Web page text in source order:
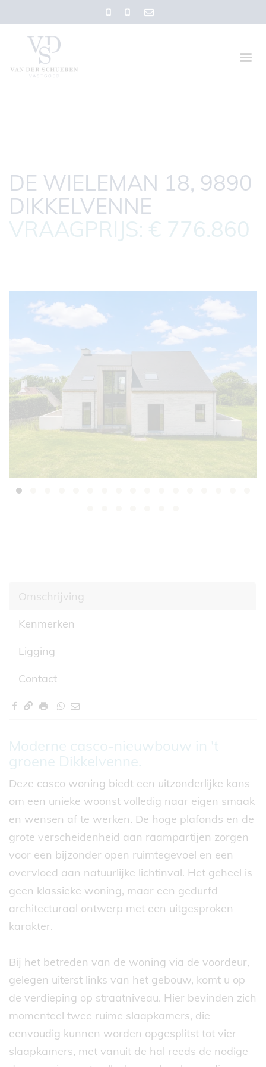
DE WIELEMAN 18, 9890
DIKKELVENNE
VRAAGPRIJS: € 776.860
Omschrijving
Kenmerken
Ligging
Contact
Omschrijving
Moderne casco-nieuwbouw in 't
groene Dikkelvenne.
Deze casco woning biedt een uitzonderlijke kans
om een unieke woonst volledig naar eigen smaak
en wensen af te werken. De hoge plafonds en de
grote verscheidenheid aan raampartijen zorgen
voor een bijzonder open ruimtegevoel en een
overvloed aan natuurlijke lichtinval. Het geheel is
geen klassieke woning, maar een gedurfd
architecturaal ontwerp met een uitgesproken
karakter.
Bij het betreden van de woning via de voordeur,
gelegen uiterst links van het gebouw, komt u op
de verdieping op straatniveau. Hier bevinden zich
momenteel twee ruime slaapkamers, die
eenvoudig kunnen worden opgesplitst tot vier
slaapkamers, met vanuit de hal reeds de nodige